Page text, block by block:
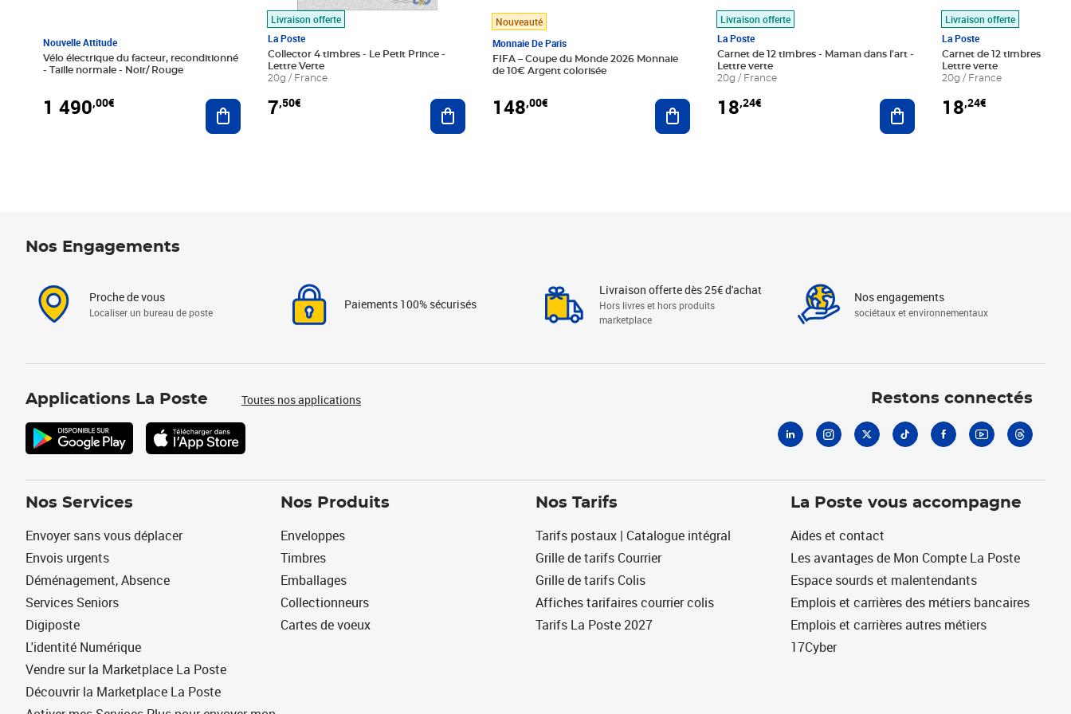
Nouvelle Attitude
Vélo électrique du facteur, reconditionné
- Taille normale - Noir/ Rouge
1 490,00€ Ajouter au panier
Livraison offerte
La Poste
Collector 4 timbres - Le Petit Prince -
Lettre Verte
20g / France
7,50€ Ajouter au panier
Nouveauté
Monnaie De Paris
FIFA – Coupe du Monde 2026 Monnaie
de 10€ Argent colorisée
148,00€ Ajouter au panier
Livraison offerte
La Poste
Carnet de 12 timbres - Maman dans l'art -
Lettre verte
20g / France
18,24€ Ajouter au panier
Livraison offerte
La Poste
Carnet de 12 timbres - Le
Lettre verte
20g / France
18,24€
Nos Engagements
Proche de vous
Localiser un bureau de poste
Paiements 100% sécurisés
Livraison offerte dès 25€ d'achat
Hors livres et hors produits
marketplace
Nos engagements
sociétaux et environnementaux
Applications La Poste Toutes nos applications Restons connectés
Nos Services
Envoyer sans vous déplacer
Envois urgents
Déménagement, Absence
Services Seniors
Digiposte
L'identité Numérique
Vendre sur la Marketplace La Poste
Découvrir la Marketplace La Poste
Nos Produits
Enveloppes
Timbres
Emballages
Collectionneurs
Cartes de voeux
Nos Tarifs
Tarifs postaux | Catalogue intégral
Grille de tarifs Courrier
Grille de tarifs Colis
Affiches tarifaires courrier colis
Tarifs La Poste 2027
La Poste vous accompagne
Aides et contact
Les avantages de Mon Compte La Poste
Espace sourds et malentendants
Emplois et carrières des métiers bancaires
Emplois et carrières autres métiers
17Cyber